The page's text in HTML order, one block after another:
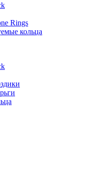
Rings
кольца